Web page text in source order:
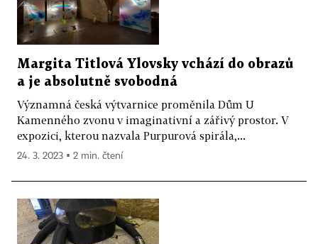
Margita Titlová Ylovsky vchází do obrazů
a je absolutně svobodná
Významná česká výtvarnice proměnila Dům U
Kamenného zvonu v imaginativní a zářivý prostor. V
expozici, kterou nazvala Purpurová spirála,...
24. 3. 2023 ▪ 2 min. čtení